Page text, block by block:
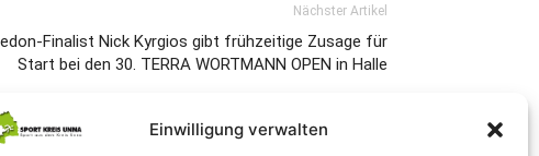
Einwilligung verwalten
Nächster Artikel
Finalist Nick Kyrgios gibt frühzeitige Zusage für
Start bei den 30. TERRA WORTMANN OPEN in Halle